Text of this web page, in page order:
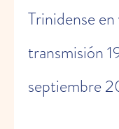
Trinidense
transmisión
septiembre